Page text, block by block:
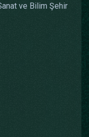
ve Bilim Şehir